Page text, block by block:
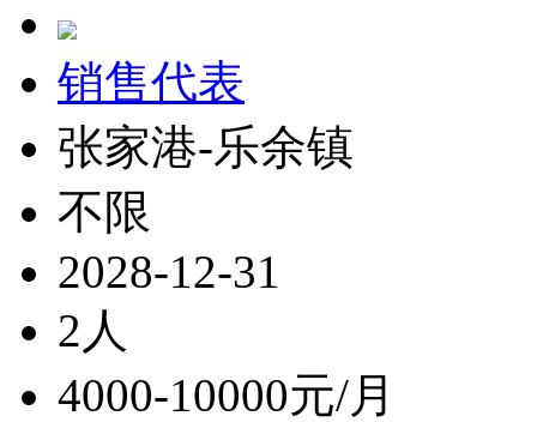
销售代表
张家港-乐余镇
不限
2028-12-31
2人
4000-10000元/月